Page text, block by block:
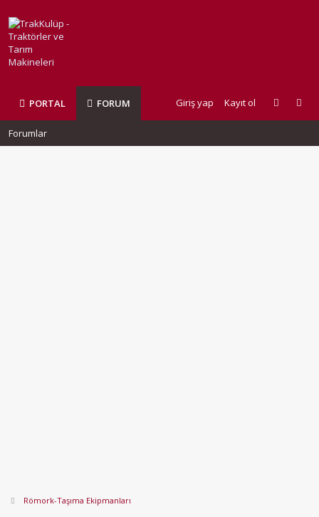
PORTAL FORUM Giriş yap Kayıt ol
Forumlar
Römork-Taşıma Ekipmanları